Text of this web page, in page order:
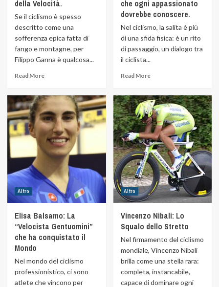
della Velocità.
Se il ciclismo è spesso
descritto come una
sofferenza epica fatta di
fango e montagne, per
Filippo Ganna è qualcosa...
Read More
che ogni appassionato
dovrebbe conoscere.
Nel ciclismo, la salita è più
di una sfida fisica: è un rito
di passaggio, un dialogo tra
il ciclista...
Read More
Altro
Elisa Balsamo: La
“Velocista Gentuomini”
che ha conquistato il
Mondo
Nel mondo del ciclismo
professionistico, ci sono
atlete che vincono per
Altro
Vincenzo Nibali: Lo
Squalo dello Stretto
Nel firmamento del ciclismo
mondiale, Vincenzo Nibali
brilla come una stella rara:
completa, instancabile,
capace di dominare ogni